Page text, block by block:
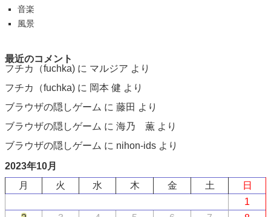
音楽
風景
最近のコメント
フチカ（fuchka) に マルジア より
フチカ（fuchka) に 岡本 健 より
ブラウザの隠しゲーム に 藤田 より
ブラウザの隠しゲーム に 海乃 薫 より
ブラウザの隠しゲーム に nihon-ids より
2023年10月
月
火 水 木 金 土
日
1